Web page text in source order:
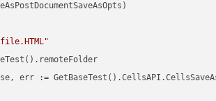
err :=